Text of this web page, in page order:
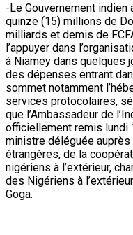
-Le Gouvernement indien
quinze (15) millions de
milliards et demis de
l’appuyer dans
à Niamey dans quelques
des dépenses entrant
sommet notamment
services protocolaires,
que l’Ambassadeur de
officiellement remis lundi
ministre déléguée
étrangères, de la
nigériens à l’extérieur,
des Nigériens à
Goga.